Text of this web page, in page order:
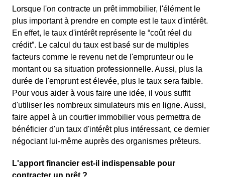
Lorsque l'on contracte un prêt immobilier, l'élément le
plus important à prendre en compte est le taux d'intérêt.
En effet, le taux d'intérêt représente le “coût réel du
crédit”. Le calcul du taux est basé sur de multiples
facteurs comme le revenu net de l'emprunteur ou le
montant ou sa situation professionnelle. Aussi, plus la
durée de l'emprunt est élevée, plus le taux sera faible.
Pour vous aider à vous faire une idée, il vous suffit
d'utiliser les nombreux simulateurs mis en ligne. Aussi,
faire appel à un courtier immobilier vous permettra de
bénéficier d'un taux d'intérêt plus intéressant, ce dernier
négociant lui-même auprès des organismes prêteurs.
L'apport financier est-il indispensable pour
contracter un prêt ?